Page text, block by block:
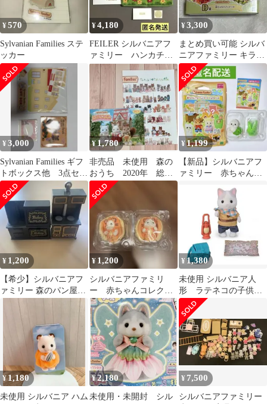
¥570
Sylvanian Families ステ
ッカー
¥4,180
FEILER シルバニアフ
ァミリー ハンカチ
フェイラー シルバニ
ア コラボ限定
¥3,300
まとめ買い可能 シルバ
ニアファミリー キラキ
ラくじ D賞 赤ちゃんパ
フェトリオ
¥3,000
Sylvanian Families ギフ
トボックス他 3点セッ
ト
¥ 1,780
非売品 未使用 森の
おうち 2020年 総選
挙 2020 コレクション
カタログ
¥1,199
【新品】シルバニアフ
ァミリー 赤ちゃんア
ズ アザラシの赤ちゃ
¥ 1,200
【希少】シルバニアフ
ァミリー 森のパン屋さ
ん 付属品 オーブン コ
ンロ 家具 黒
¥ 1,200
シルバニアファミリ
ー 赤ちゃんコレクシ
ョン〜ハッピースイー
ツシリーズ〜 ラテネ
コ
¥1,380
未使用 シルバニア人
形 ラテネコの子供サ
イズ 冒険 探検 シ
ルバニアファミリー
¥1,180
未使用 シルバニア ハム
¥2,180
未使用・未開封 シル
¥ 7,500
シルバニアファミリー